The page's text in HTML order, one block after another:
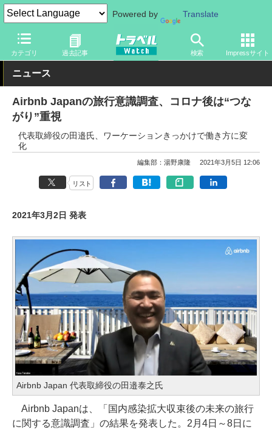
Powered by Translate
カテゴリ 過去記事 検索 Impressサイト
トラベル Watch 旅の情報 ホテル・旅館 宿泊
ニュース
Airbnb Japanの旅行意識調査、コロナ後は“つな
がり”重視
代表取締役の田邉氏、ワーケーションきっかけで働き方に変
化
編集部：湯野康隆 2021年3月5日 12:06
リスト
2021年3月2日 発表
Airbnb Japan 代表取締役の田邉泰之氏
Airbnb Japanは、「国内感染拡大収束後の未来の旅行
に関する意識調査」の結果を発表した。2月4日～8日に